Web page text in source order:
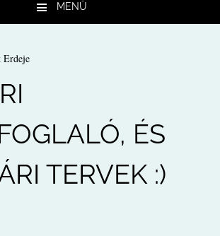
MENÜ
Erdeje
ÉS
TERVEK :)